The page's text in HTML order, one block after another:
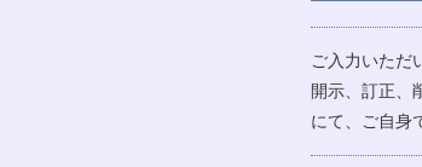
ご入力いただ
開示、訂正、
にて、ご自身